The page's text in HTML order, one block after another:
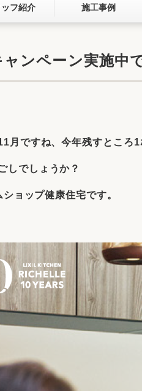
コニー ガーデンスペース
品質改善の取り組み
シェルジュ®
ら性能向上リフォームをワン
ッフ紹介 施工事例
ンペーン実施中
月ですね、今年残すところ1
しでしょうか？
ショップ健康住宅です。